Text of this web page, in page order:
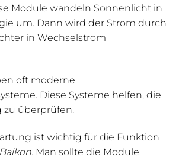
Module wandeln Sonnenlicht in
um. Dann wird der Strom durch
in Wechselstrom
oft moderne
Diese Systeme helfen, die
zu überprüfen.
ist wichtig für die Funktion
. Man sollte die Module